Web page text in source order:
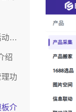
绍
功
介